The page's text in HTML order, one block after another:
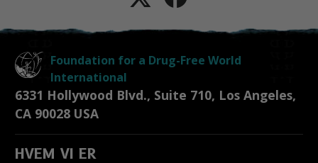
Foundation for a Drug-Free World
International
6331 Hollywood Blvd., Suite 710, Los Angeles,
CA 90028 USA
HVEM VI ER